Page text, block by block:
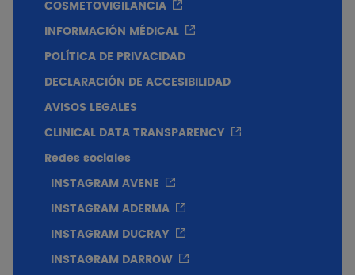
COSMETOVIGILANCIA
INFORMACIÓN MÉDICAL
POLÍTICA DE PRIVACIDAD
DECLARACIÓN DE ACCESIBILIDAD
AVISOS LEGALES
CLINICAL DATA TRANSPARENCY
Redes sociales
INSTAGRAM AVENE
INSTAGRAM ADERMA
INSTAGRAM DUCRAY
INSTAGRAM DARROW